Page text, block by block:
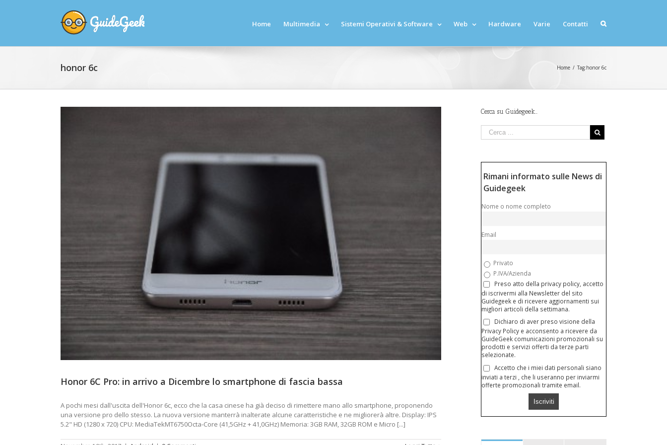
Home Multimedia Sistemi Operativi & Software Web Hardware Varie Contatti
honor 6c Home / Tag:honor 6c
Honor 6C Pro: in arrivo a Dicembre lo smartphone di fascia bassa
A pochi mesi dall'uscita dell'Honor 6c, ecco che la casa cinese ha già deciso di rimettere mano allo smartphone, proponendo
una versione pro dello stesso. La nuova versione manterrà inalterate alcune caratteristiche e ne migliorerà altre. Display: IPS
5.2" HD (1280 x 720) CPU: MediaTekMT6750Octa-Core (41,5GHz + 41,0GHz) Memoria: 3GB RAM, 32GB ROM e Micro [...]
Cerca su Guidegeek…
Rimani informato sulle News di
Guidegeek
Nome o nome completo
Email
Privato
P.IVA/Azienda
Preso atto della privacy policy, accetto
di iscrivermi alla Newsletter del sito
Guidegeek e di ricevere aggiornamenti sui
migliori articoli della settimana.
Dichiaro di aver preso visione della
Privacy Policy e acconsento a ricevere da
GuideGeek comunicazioni promozionali su
prodotti e servizi offerti da terze parti
selezionate.
Accetto che i miei dati personali siano
inviati a terzi , che li useranno per inviarmi
offerte promozionali tramite email.